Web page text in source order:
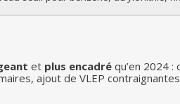
et plus encadré qu’en 2024
ajout de VLEP